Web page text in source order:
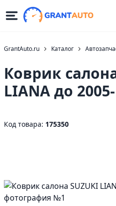
GrantAuto.ru Каталог
Коврик
LIANA до
Код товара: 175350